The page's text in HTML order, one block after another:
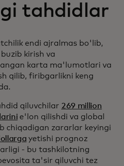
tahdidlar
endi ajralmas bo'lib,
kirish va
karta ma'lumotlari va
qilib, firibgarlikni keng
qiluvchilar 269 million
e'lon qilishdi va global
chiqadigan zararlar keyingi
yetishi prognoz
- bu tashkilotning
ta'sir qiluvchi tez